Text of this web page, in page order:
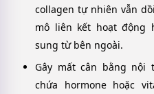
collagen tự nhiên vẫn
mô liên kết hoạt động
sung từ bên ngoài.
Gây mất cân bằng nội
chứa hormone hoặc